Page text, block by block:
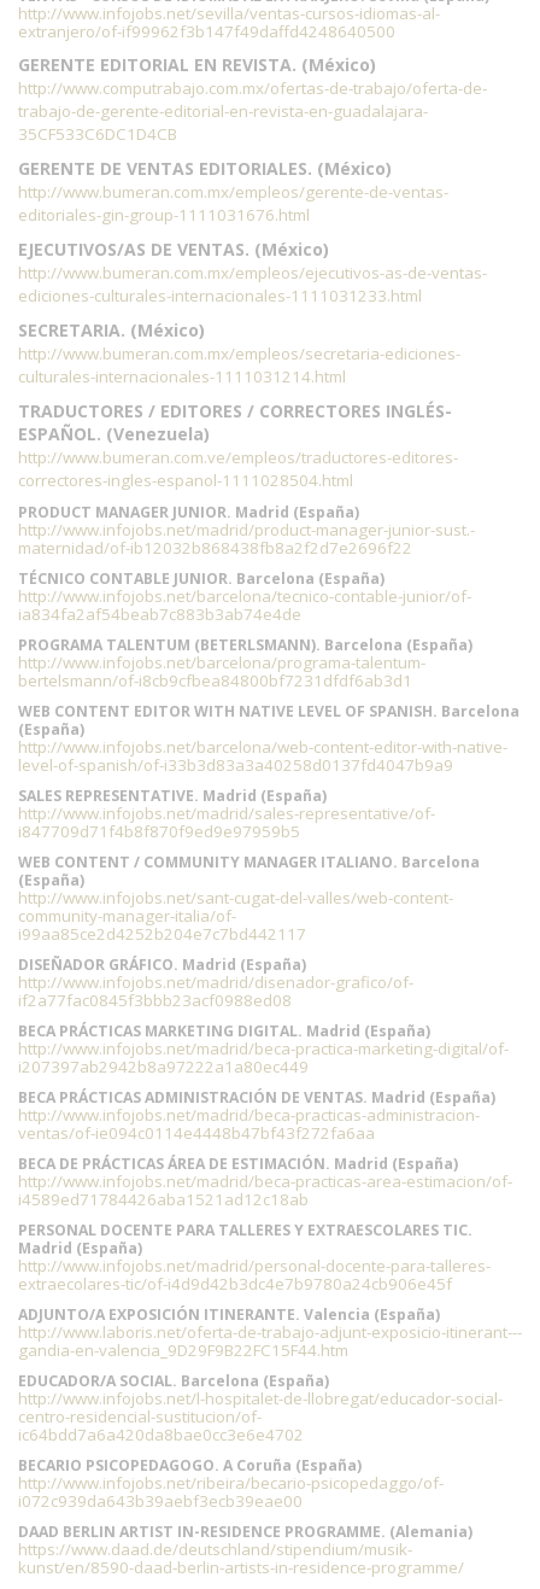
http://www.infojobs.net/sevilla/ventas-cursos-idiomas-al-
extranjero/of-if99962f3b147f49daffd4248640500
GERENTE EDITORIAL EN REVISTA. (México)
http://www.computrabajo.com.mx/ofertas-de-trabajo/oferta-de-
trabajo-de-gerente-editorial-en-revista-en-guadalajara-
35CF533C6DC1D4CB
GERENTE DE VENTAS EDITORIALES. (México)
http://www.bumeran.com.mx/empleos/gerente-de-ventas-
editoriales-gin-group-1111031676.html
EJECUTIVOS/AS DE VENTAS. (México)
http://www.bumeran.com.mx/empleos/ejecutivos-as-de-ventas-
ediciones-culturales-internacionales-1111031233.html
SECRETARIA. (México)
http://www.bumeran.com.mx/empleos/secretaria-ediciones-
culturales-internacionales-1111031214.html
TRADUCTORES / EDITORES / CORRECTORES INGLÉS-
ESPAÑOL. (Venezuela)
http://www.bumeran.com.ve/empleos/traductores-editores-
correctores-ingles-espanol-1111028504.html
PRODUCT MANAGER JUNIOR. Madrid (España)
http://www.infojobs.net/madrid/product-manager-junior-sust.-
maternidad/of-ib12032b868438fb8a2f2d7e2696f22
TÉCNICO CONTABLE JUNIOR. Barcelona (España)
http://www.infojobs.net/barcelona/tecnico-contable-junior/of-
ia834fa2af54beab7c883b3ab74e4de
PROGRAMA TALENTUM (BETERLSMANN). Barcelona (España)
http://www.infojobs.net/barcelona/programa-talentum-
bertelsmann/of-i8cb9cfbea84800bf7231dfdf6ab3d1
WEB CONTENT EDITOR WITH NATIVE LEVEL OF SPANISH. Barcelona
(España)
http://www.infojobs.net/barcelona/web-content-editor-with-native-
level-of-spanish/of-i33b3d83a3a40258d0137fd4047b9a9
SALES REPRESENTATIVE. Madrid (España)
http://www.infojobs.net/madrid/sales-representative/of-
i847709d71f4b8f870f9ed9e97959b5
WEB CONTENT / COMMUNITY MANAGER ITALIANO. Barcelona
(España)
http://www.infojobs.net/sant-cugat-del-valles/web-content-
community-manager-italia/of-
i99aa85ce2d4252b204e7c7bd442117
DISEÑADOR GRÁFICO. Madrid (España)
http://www.infojobs.net/madrid/disenador-grafico/of-
if2a77fac0845f3bbb23acf0988ed08
BECA PRÁCTICAS MARKETING DIGITAL. Madrid (España)
http://www.infojobs.net/madrid/beca-practica-marketing-digital/of-
i207397ab2942b8a97222a1a80ec449
BECA PRÁCTICAS ADMINISTRACIÓN DE VENTAS. Madrid (España)
http://www.infojobs.net/madrid/beca-practicas-administracion-
ventas/of-ie094c0114e4448b47bf43f272fa6aa
BECA DE PRÁCTICAS ÁREA DE ESTIMACIÓN. Madrid (España)
http://www.infojobs.net/madrid/beca-practicas-area-estimacion/of-
i4589ed71784426aba1521ad12c18ab
PERSONAL DOCENTE PARA TALLERES Y EXTRAESCOLARES TIC.
Madrid (España)
http://www.infojobs.net/madrid/personal-docente-para-talleres-
extraecolares-tic/of-i4d9d42b3dc4e7b9780a24cb906e45f
ADJUNTO/A EXPOSICIÓN ITINERANTE. Valencia (España)
http://www.laboris.net/oferta-de-trabajo-adjunt-exposicio-itinerant---
gandia-en-valencia_9D29F9B22FC15F44.htm
EDUCADOR/A SOCIAL. Barcelona (España)
http://www.infojobs.net/l-hospitalet-de-llobregat/educador-social-
centro-residencial-sustitucion/of-
ic64bdd7a6a420da8bae0cc3e6e4702
BECARIO PSICOPEDAGOGO. A Coruña (España)
http://www.infojobs.net/ribeira/becario-psicopedaggo/of-
i072c939da643b39aebf3ecb39eae00
DAAD BERLIN ARTIST IN-RESIDENCE PROGRAMME. (Alemania)
https://www.daad.de/deutschland/stipendium/musik-
kunst/en/8590-daad-berlin-artists-in-residence-programme/